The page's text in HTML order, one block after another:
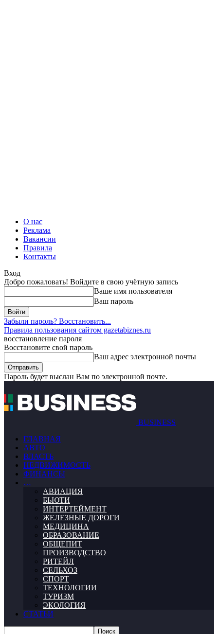
О нас
Реклама
Вакансии
Правила
Контакты
Вход
Добро пожаловать! Войдите в свою учётную запись
Ваше имя пользователя
Ваш пароль
Забыли пароль? Восстановить...
Правила пользования сайтом gazetabiznes.ru
восстановление пароля
Восстановите свой пароль
Ваш адрес электронной почты
Пароль будет выслан Вам по электронной почте.
BUSINESS
ГЛАВНАЯ
АВТО
ВЛАСТЬ
НЕДВИЖИМОСТЬ
ФИНАНСЫ
…
АВИАЦИЯ
БЬЮТИ
ИНТЕРТЕЙМЕНТ
ЖЕЛЕЗНЫЕ ДОРОГИ
МЕДИЦИНА
ОБРАЗОВАНИЕ
ОБЩЕПИТ
ПРОИЗВОДСТВО
РИТЕЙЛ
СЕЛЬХОЗ
СПОРТ
ТЕХНОЛОГИИ
ТУРИЗМ
ЭКОЛОГИЯ
СТАТЬИ